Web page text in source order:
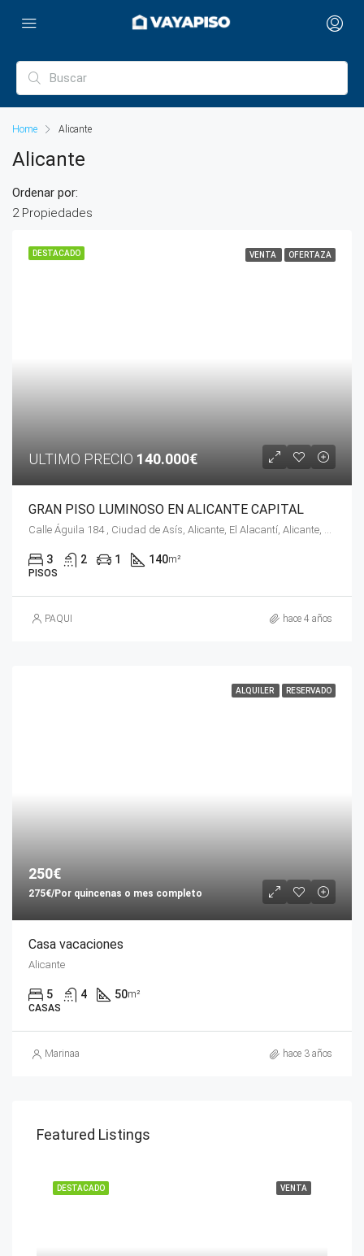
Home Alicante
Alicante
2 Propiedades
Ordenar por:
DESTACADO VENTA OFERTAZA
ULTIMO PRECIO 140.000€
GRAN PISO LUMINOSO EN ALICANTE CAPITAL
3 2 1 140m²
PISOS
PAQUI hace 4 años
ALQUILER RESERVADO
250€
275€/Por quincenas o mes completo
Casa vacaciones
Alicante
5 4 50m²
CASAS
Marinaa hace 3 años
Featured Listings
VENTA
DESTACADO